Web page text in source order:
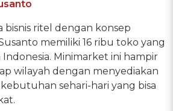
bisnis ritel dengan konsep
memiliki 16 ribu toko yang
Minimarket ini hampir
wilayah dengan menyediakan
sehari-hari yang bisa